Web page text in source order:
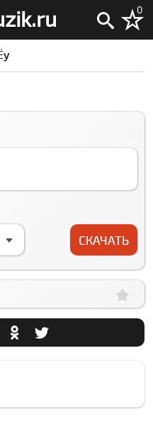
0
СКАЧАТЬ